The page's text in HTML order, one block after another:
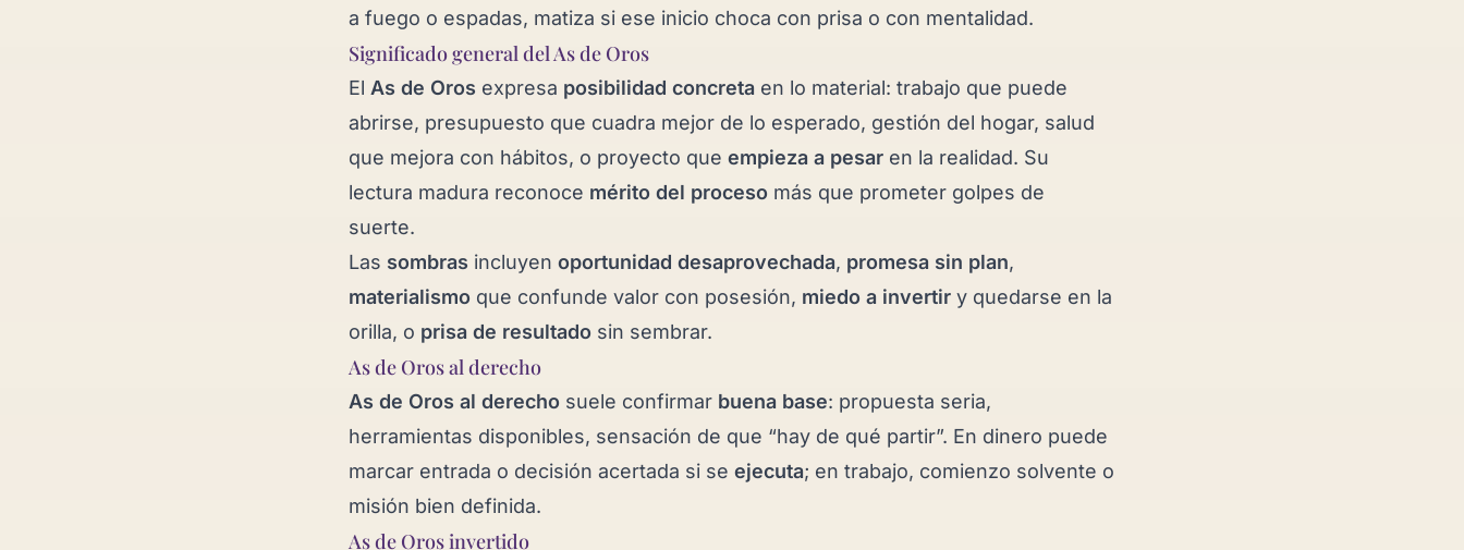
a fuego o espadas, matiza si ese inicio choca con prisa o con mentalidad.
Significado general del As de Oros
El As de Oros expresa posibilidad concreta en lo material: trabajo que puede
abrirse, presupuesto que cuadra mejor de lo esperado, gestión del hogar, salud
que mejora con hábitos, o proyecto que empieza a pesar en la realidad. Su
lectura madura reconoce mérito del proceso más que prometer golpes de
suerte.
Las sombras incluyen oportunidad desaprovechada, promesa sin plan,
materialismo que confunde valor con posesión, miedo a invertir y quedarse en la
orilla, o prisa de resultado sin sembrar.
As de Oros al derecho
As de Oros al derecho suele confirmar buena base: propuesta seria,
herramientas disponibles, sensación de que “hay de qué partir”. En dinero puede
marcar entrada o decisión acertada si se ejecuta; en trabajo, comienzo solvente o
misión bien definida.
As de Oros invertido